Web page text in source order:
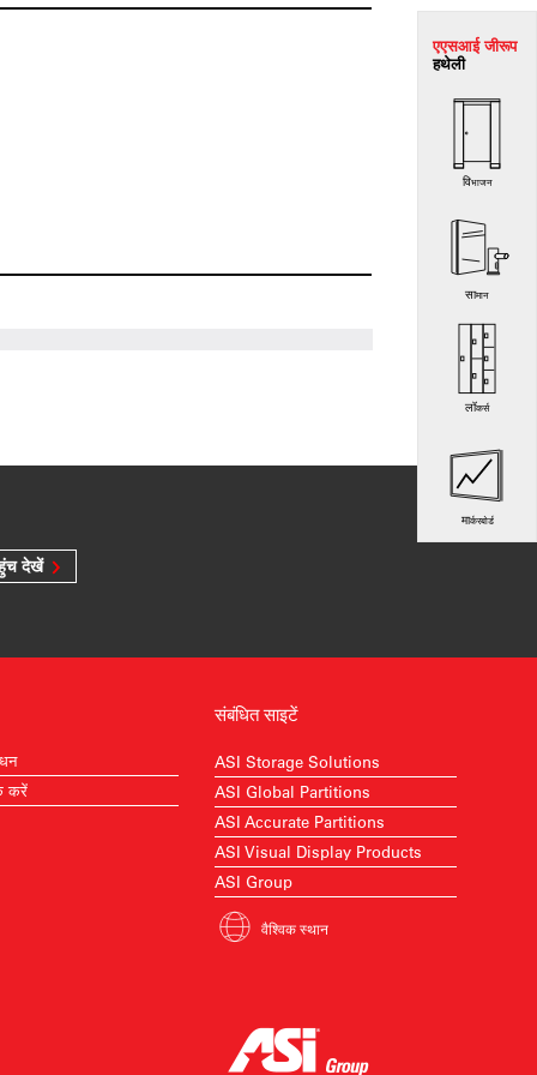
देखें
एएसआई जीरूप
हथेली
विभाजन
सामान
लॉकर्स
मार्करबोर्ड
करें
संबंधित साइटें
ASI Storage Solutions
ASI Global Partitions
ASI Accurate Partitions
ASI Visual Display Products
ASI Group
वैश्विक स्थान